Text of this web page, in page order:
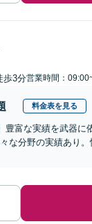
歩3分営業時間：
料金表を見る
豊富な実績を武器
な分野の実績あり